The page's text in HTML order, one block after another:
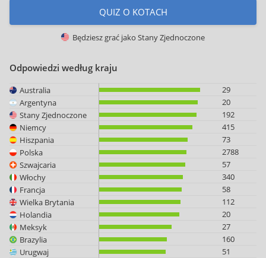
QUIZ O KOTACH
Będziesz grać jako Stany Zjednoczone
Odpowiedzi według kraju
Australia
29
Argentyna
20
Stany Zjednoczone
192
Niemcy
415
Hiszpania
73
Polska
2788
Szwajcaria
57
Włochy
340
Francja
58
Wielka Brytania
112
Holandia
20
Meksyk
27
Brazylia
160
Urugwaj
51